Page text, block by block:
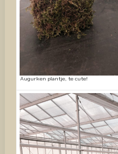
Augurken plantje, te cute!